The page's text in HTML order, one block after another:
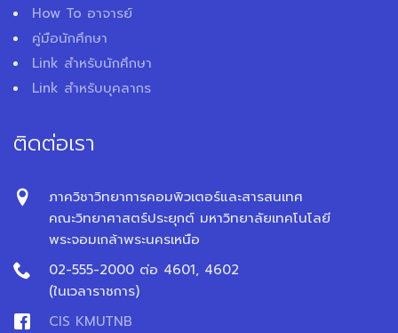
How To อาจารย์
คู่มือนักศึกษา
Link สำหรับนักศึกษา
Link สำหรับบุคลากร
ติดต่อเรา
ภาควิชาวิทยาการคอมพิวเตอร์และสารสนเทศ
คณะวิทยาศาสตร์ประยุกต์ มหาวิทยาลัยเทคโนโลยี
พระจอมเกล้าพระนครเหนือ
02-555-2000 ต่อ 4601, 4602
(ในเวลาราชการ)
CIS KMUTNB